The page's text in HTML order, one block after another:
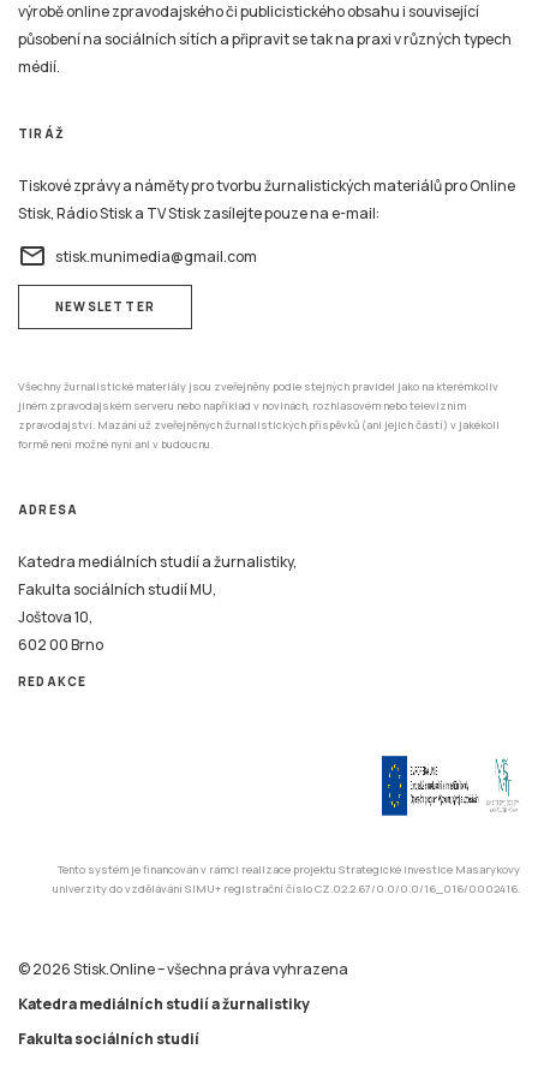
výrobě online zpravodajského či publicistického obsahu i související
působení na sociálních sítích a připravit se tak na praxi v různých typech
médií.
TIRÁŽ
Tiskové zprávy a náměty pro tvorbu žurnalistických materiálů pro Online
Stisk, Rádio Stisk a TV Stisk zasílejte pouze na e-mail:
email stisk.munimedia@gmail.com
NEWSLETTER
Všechny žurnalistické materiály jsou zveřejněny podle stejných pravidel jako na kterémkoliv
jiném zpravodajském serveru nebo například v novinách, rozhlasovém nebo televizním
zpravodajství. Mazání už zveřejněných žurnalistických příspěvků (ani jejich částí) v jakékoli
formě není možné nyní ani v budoucnu.
ADRESA
Katedra mediálních studií a žurnalistiky,
Fakulta sociálních studií MU,
Joštova 10,
602 00 Brno
REDAKCE
Tento systém je financován v rámci realizace projektu Strategické investice Masarykovy
univerzity do vzdělávání SIMU+ registrační číslo CZ.02.2.67/0.0/0.0/16_016/0002416.
© 2026 Stisk.Online – všechna práva vyhrazena
Katedra mediálních studií a žurnalistiky
Fakulta sociálních studií